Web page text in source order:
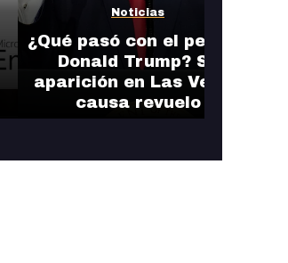
Noticias
¿Qué pasó con el pelo de
Donald Trump? Su
aparición en Las Vegas
causa revuelo